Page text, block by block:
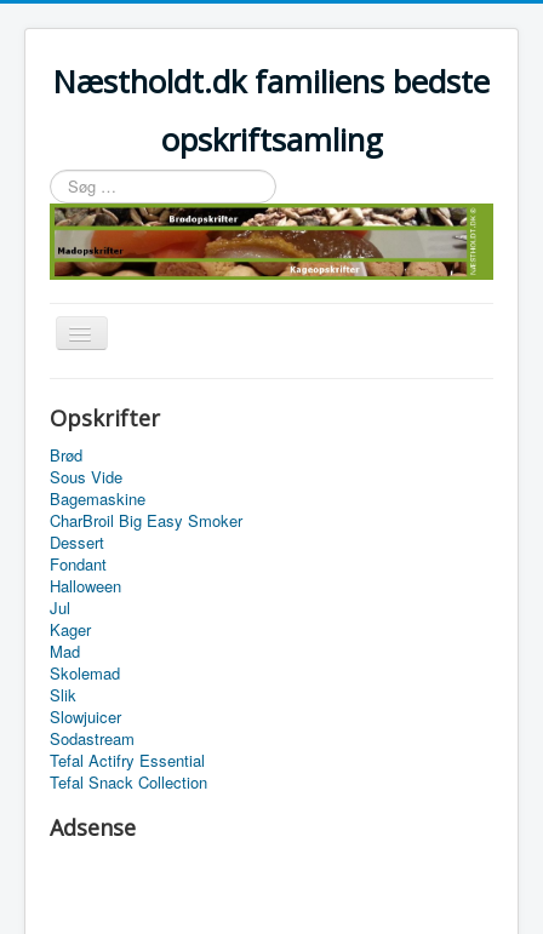
Næstholdt.dk familiens bedste
opskriftsamling
Søg
…
Skift
navigation
Tefal Actifry Essential
Opskrifter
Brød
Sous Vide
Bagemaskine
CharBroil Big Easy Smoker
Dessert
Fondant
Halloween
Jul
Kager
Mad
Skolemad
Slik
Slowjuicer
Sodastream
Tefal Actifry Essential
Tefal Snack Collection
Adsense